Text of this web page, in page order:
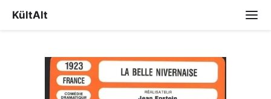
KültAlt